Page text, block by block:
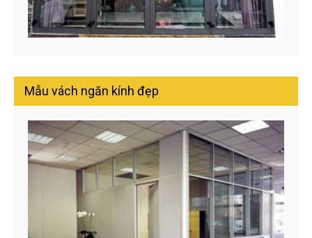
Mẫu vách ngăn kính đẹp